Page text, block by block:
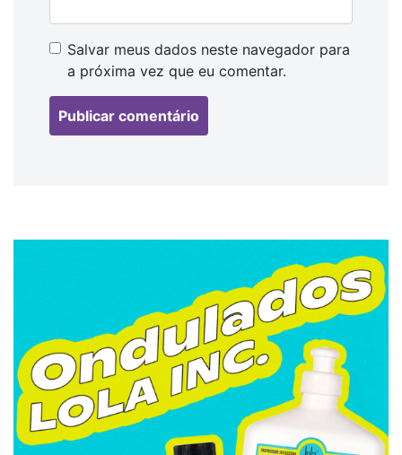
Salvar meus dados neste navegador para
a próxima vez que eu comentar.